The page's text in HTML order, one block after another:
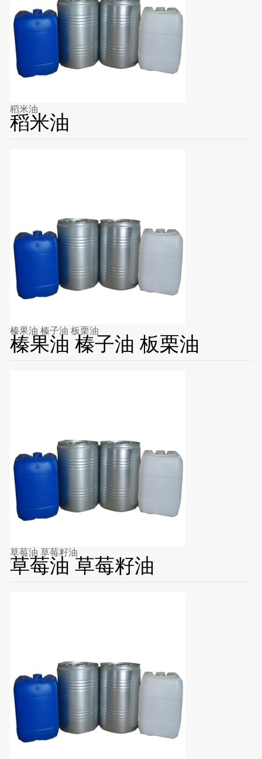
稻米油
稻米油
榛果油 榛子油 板栗油
榛果油 榛子油 板栗油
草莓油 草莓籽油
草莓油 草莓籽油